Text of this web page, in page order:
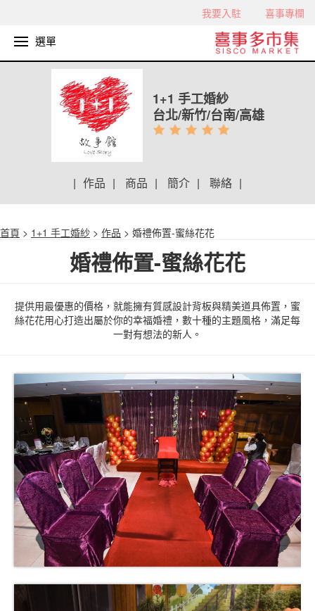
我要入駐 喜事專欄
選單
1+1 手工婚紗
台北/新竹/台南/高雄
| 作品 | 商品 | 簡介 | 聯絡 |
首頁 > 1+1 手工婚紗 > 作品 > 婚禮佈置-蜜絲花花
婚禮佈置-蜜絲花花
提供用最優惠的價格，就能擁有質感設計背板與精美道具佈置，蜜
絲花花用心打造出屬於你的幸福婚禮，數十種的主題風格，滿足每
一對有想法的新人。